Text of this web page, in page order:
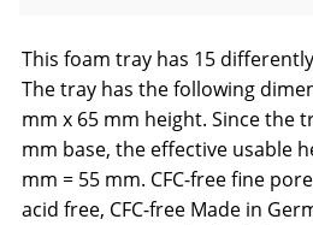
This foam tray has 15
The tray has the following
mm x 65 mm height. Since the
mm base, the effective usable
mm = 55 mm. CFC-free fine
acid free, CFC-free Made in